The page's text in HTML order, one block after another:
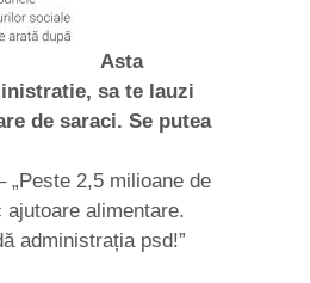
Asta
sa te lauzi
de saraci. Se putea
„Peste 2,5 milioane de
ajutoare alimentare.
administrația psd!”